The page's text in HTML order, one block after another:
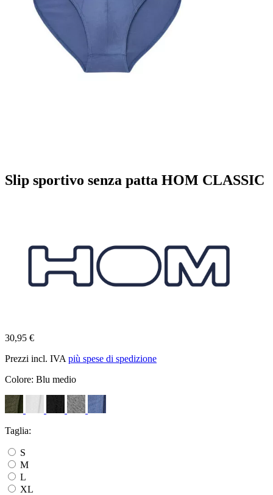
Slip sportivo senza patta HOM CLASSIC
30,95 €
Prezzi incl. IVA più spese di spedizione
Colore: Blu medio
Taglia:
S
M
L
XL